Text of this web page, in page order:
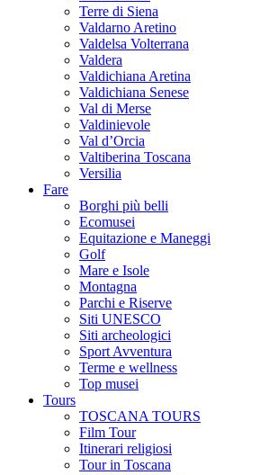
Terre di Siena
Valdarno Aretino
Valdelsa Volterrana
Valdera
Valdichiana Aretina
Valdichiana Senese
Val di Merse
Valdinievole
Val d’Orcia
Valtiberina Toscana
Versilia
Fare
Borghi più belli
Ecomusei
Equitazione e Maneggi
Golf
Mare e Isole
Montagna
Parchi e Riserve
Siti UNESCO
Siti archeologici
Sport Avventura
Terme e wellness
Top musei
Tours
TOSCANA TOURS
Film Tour
Itinerari religiosi
Tour in Toscana